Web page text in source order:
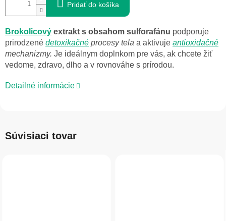
Pridať do košíka
Brokolicový extrakt s obsahom sulforafánu podporuje
prirodzené detoxikačné procesy tela a aktivuje antioxidačné
mechanizmy. Je ideálnym doplnkom pre vás, ak chcete žiť
vedome, zdravo, dlho a v rovnováhe s prírodou.
Detailné informácie
Súvisiaci tovar